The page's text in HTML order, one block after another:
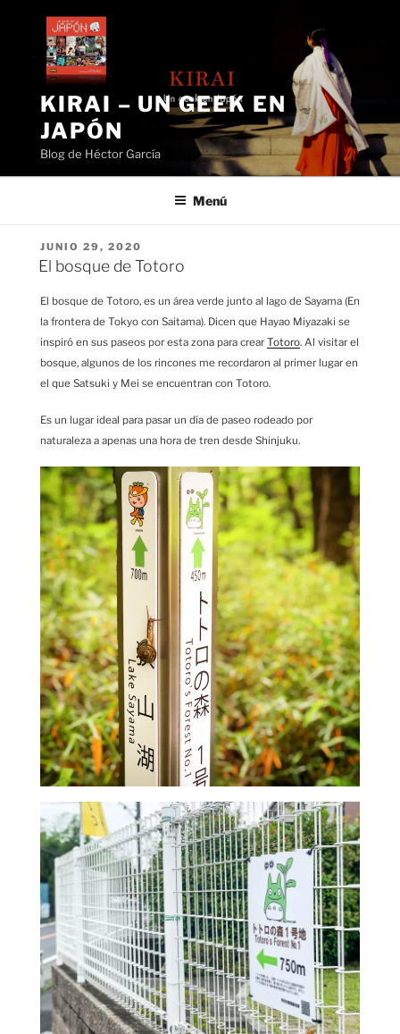
contenido
KIRAI – UN GEEK EN
JAPÓN
Blog de Héctor García
Menú
PUBLICADO
EL
JUNIO 29, 2020
El bosque de Totoro
El bosque de Totoro, es un área verde junto al lago de Sayama (En
la frontera de Tokyo con Saitama). Dicen que Hayao Miyazaki se
inspiró en sus paseos por esta zona para crearTotoro. Al visitar el
bosque, algunos de los rincones me recordaron al primer lugar en
el que Satsuki y Mei se encuentran con Totoro.
Es un lugar ideal para pasar un día de paseo rodeado por
naturaleza a apenas una hora de tren desde Shinjuku.